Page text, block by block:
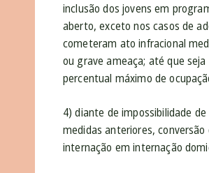
inclusão dos jovens em
aberto, exceto nos casos de
cometeram ato infracional
ou grave ameaça; até que
percentual máximo de
4) diante de impossibilidade
medidas anteriores, conversão
internação em internação